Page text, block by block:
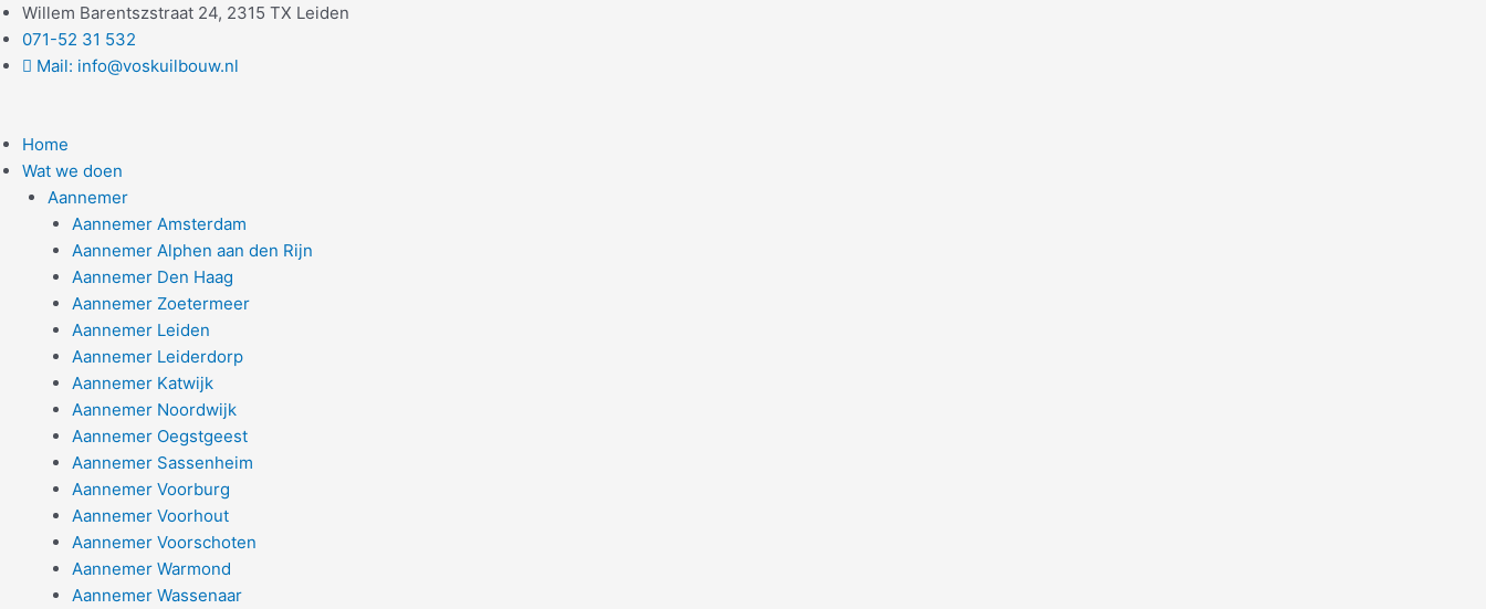
Ga
naar
de
Willem Barentszstraat 24, 2315 TX Leiden
071-52 31 532
Mail: info@voskuilbouw.nl
Home
Wat we doen
Aannemer
Aannemer Amsterdam
Aannemer Alphen aan den Rijn
Aannemer Den Haag
Aannemer Zoetermeer
Aannemer Leiden
Aannemer Leiderdorp
Aannemer Katwijk
Aannemer Noordwijk
Aannemer Oegstgeest
Aannemer Sassenheim
Aannemer Voorburg
Aannemer Voorhout
Aannemer Voorschoten
Aannemer Warmond
Aannemer Wassenaar